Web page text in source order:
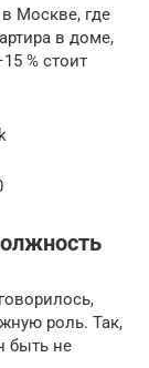
Москве, где
в доме,
% стоит
роль. Так,
быть не